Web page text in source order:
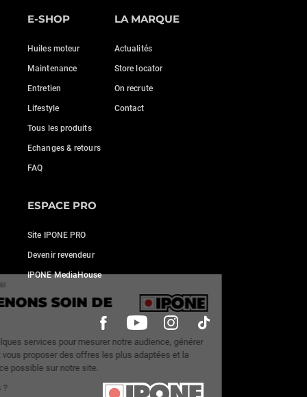
NOUS PRENONS SOIN DE
Nous utilisons quelques services pour mesurer notre audience, générer
des statistiques et vous proposer des offres les plus adaptées et la
meilleure expérience possible sur notre site.
E-SHOP
Huiles moteur
Maintenance
Entretien
Lifestyle
Tous les produits
Echanges & retours
FAQ
LA MARQUE
Actualités
Store locator
On recrute
Contact
ESPACE PRO
Site IPONE PRO
Devenir revendeur
IPONE MediaHouse